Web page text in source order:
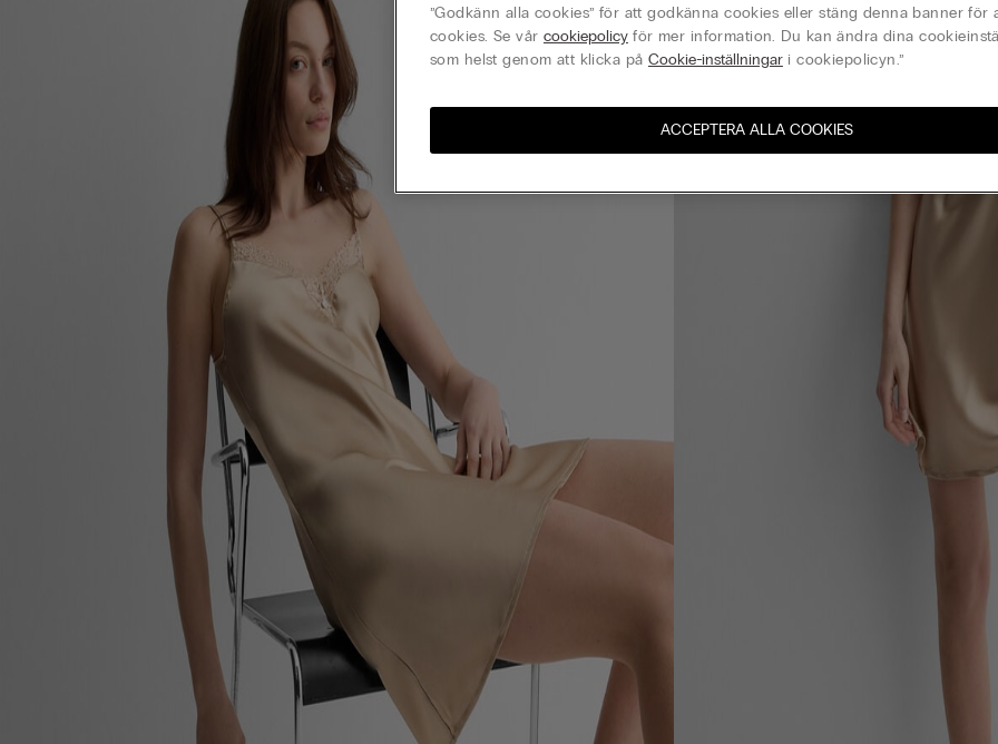
”Godkänn alla cookies” för att godkänna cookies eller stäng denna banner för
cookies. Se vår cookiepolicyför mer information. Du kan ändra dina
som helst genom att klicka på Cookie-inställningari cookiepolicyn.”
ACCEPTERA ALLA COOKIES